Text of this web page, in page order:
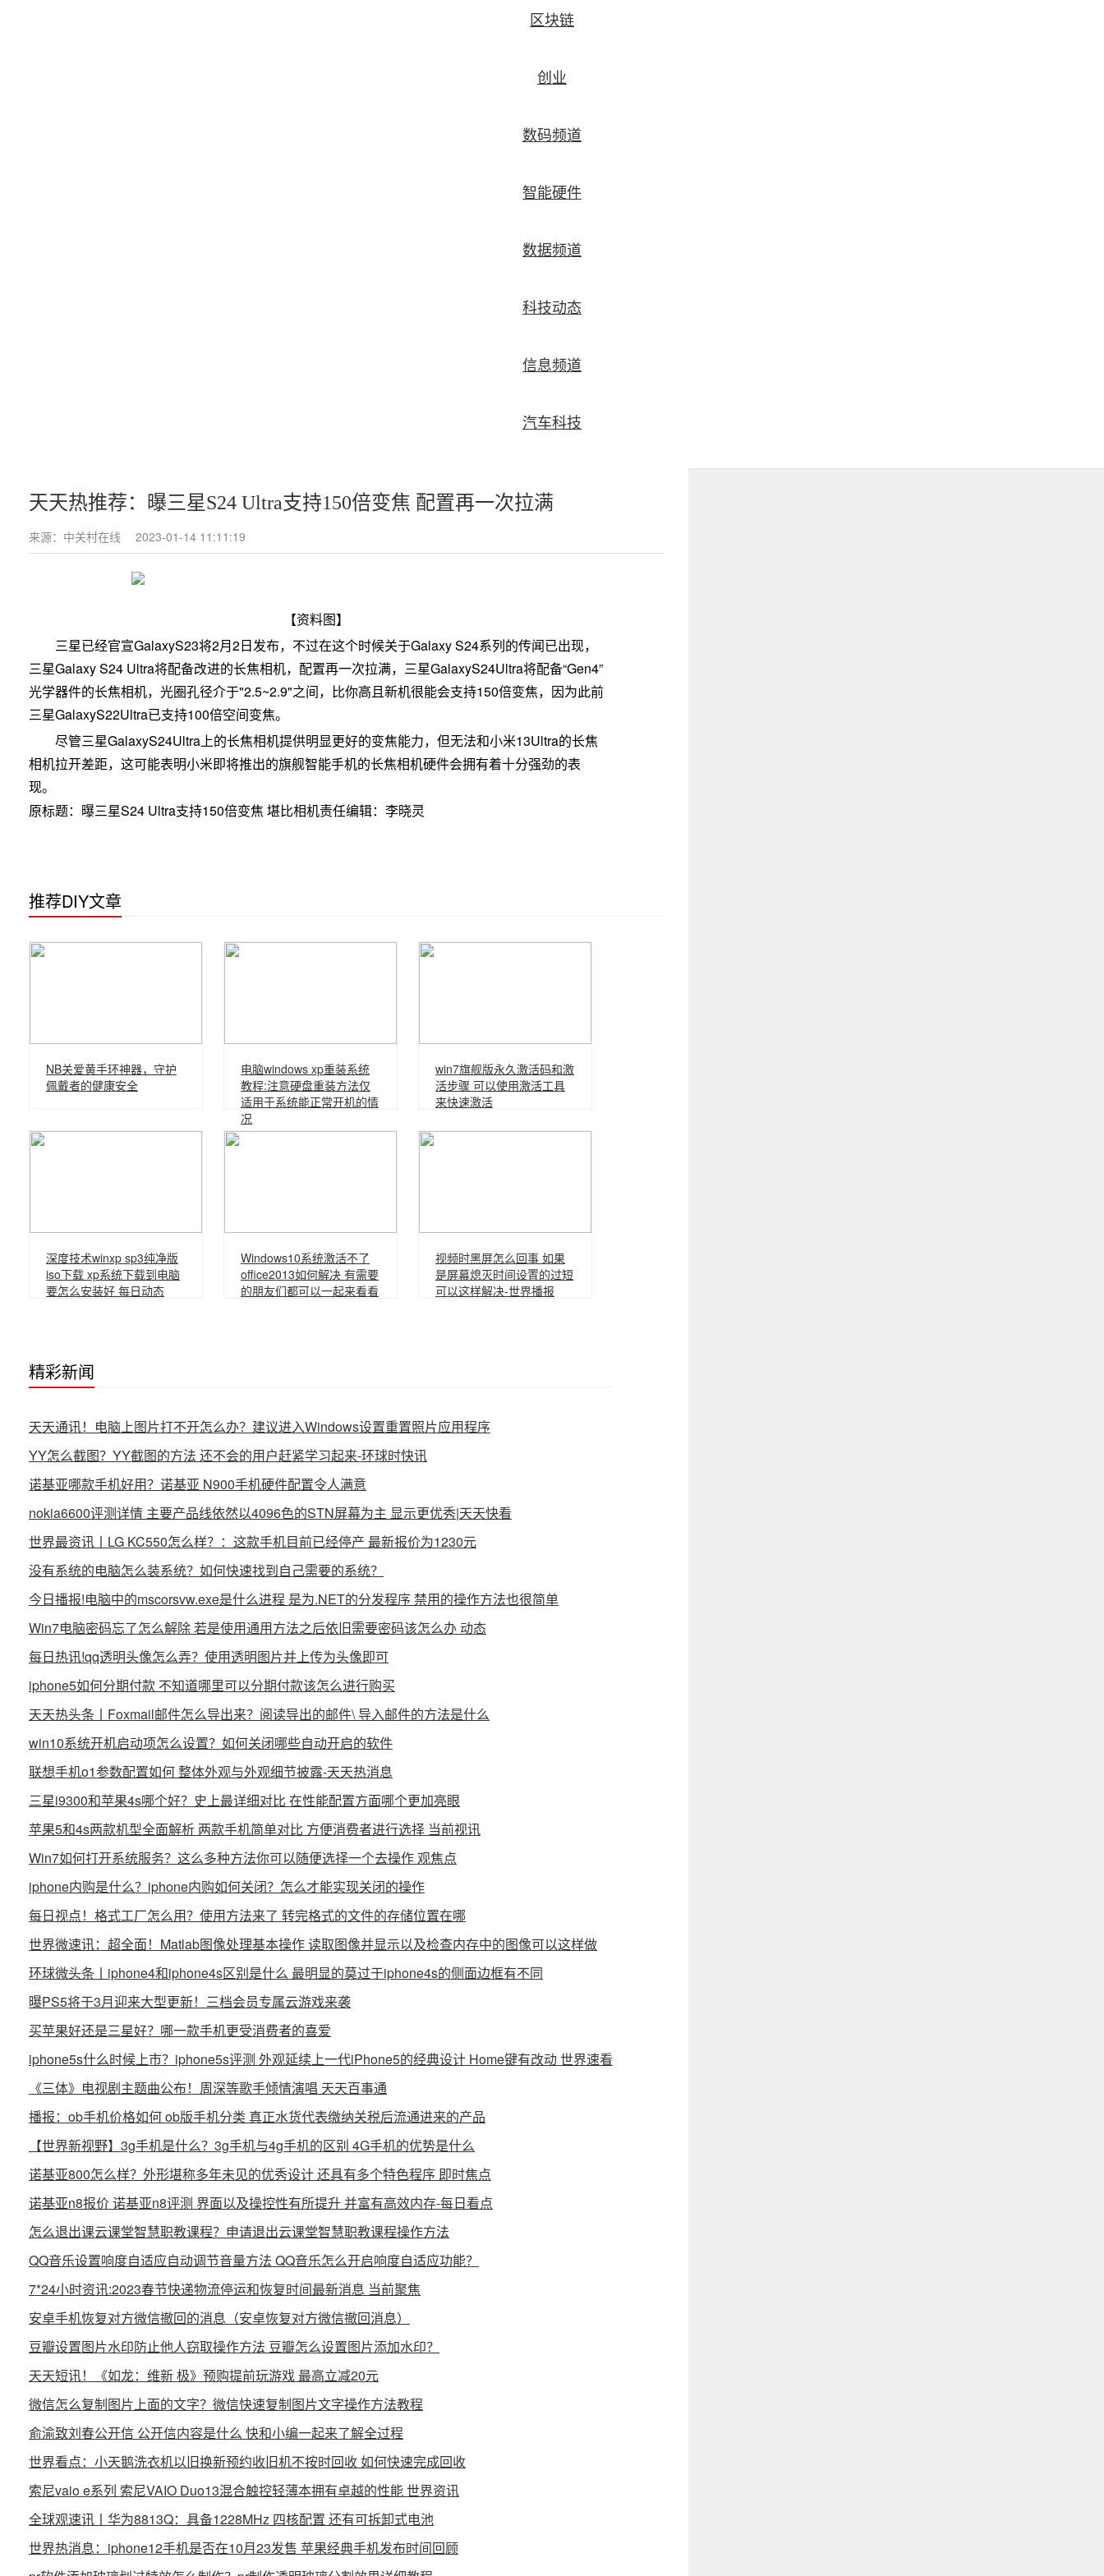
区块链
创业
数码频道
智能硬件
数据频道
科技动态
信息频道
汽车科技
天天热推荐：曝三星S24 Ultra支持150倍变焦 配置再一次拉满
来源：中关村在线 2023-01-14 11:11:19
【资料图】
三星已经官宣GalaxyS23将2月2日发布，不过在这个时候关于Galaxy S24系列的传闻已出现，
三星Galaxy S24 Ultra将配备改进的长焦相机，配置再一次拉满，三星GalaxyS24Ultra将配备“Gen4”
光学器件的长焦相机，光圈孔径介于"2.5~2.9"之间，比你高且新机很能会支持150倍变焦，因为此前
三星GalaxyS22Ultra已支持100倍空间变焦。
尽管三星GalaxyS24Ultra上的长焦相机提供明显更好的变焦能力，但无法和小米13Ultra的长焦
相机拉开差距，这可能表明小米即将推出的旗舰智能手机的长焦相机硬件会拥有着十分强劲的表
现。
原标题：曝三星S24 Ultra支持150倍变焦 堪比相机责任编辑：李晓灵
推荐DIY文章
NB关爱黄手环神器，守护
佩戴者的健康安全
电脑windows xp重装系统
教程:注意硬盘重装方法仅
适用于系统能正常开机的情
况
win7旗舰版永久激活码和激
活步骤 可以使用激活工具
来快速激活
深度技术winxp sp3纯净版
iso下载 xp系统下载到电脑
要怎么安装好 每日动态
Windows10系统激活不了
office2013如何解决 有需要
的朋友们都可以一起来看看
视频时黑屏怎么回事 如果
是屏幕熄灭时间设置的过短
可以这样解决-世界播报
精彩新闻
天天通讯！电脑上图片打不开怎么办？建议进入Windows设置重置照片应用程序
YY怎么截图？YY截图的方法 还不会的用户赶紧学习起来-环球时快讯
诺基亚哪款手机好用？诺基亚 N900手机硬件配置令人满意
nokia6600评测详情 主要产品线依然以4096色的STN屏幕为主 显示更优秀|天天快看
世界最资讯丨LG KC550怎么样？：这款手机目前已经停产 最新报价为1230元
没有系统的电脑怎么装系统？如何快速找到自己需要的系统？
今日播报!电脑中的mscorsvw.exe是什么进程 是为.NET的分发程序 禁用的操作方法也很简单
Win7电脑密码忘了怎么解除 若是使用通用方法之后依旧需要密码该怎么办 动态
每日热讯!qq透明头像怎么弄？使用透明图片并上传为头像即可
iphone5如何分期付款 不知道哪里可以分期付款该怎么进行购买
天天热头条丨Foxmail邮件怎么导出来？阅读导出的邮件\ 导入邮件的方法是什么
win10系统开机启动项怎么设置？如何关闭哪些自动开启的软件
联想手机o1参数配置如何 整体外观与外观细节披露-天天热消息
三星i9300和苹果4s哪个好？史上最详细对比 在性能配置方面哪个更加亮眼
苹果5和4s两款机型全面解析 两款手机简单对比 方便消费者进行选择 当前视讯
Win7如何打开系统服务？这么多种方法你可以随便选择一个去操作 观焦点
iphone内购是什么？iphone内购如何关闭？怎么才能实现关闭的操作
每日视点！格式工厂怎么用？使用方法来了 转完格式的文件的存储位置在哪
世界微速讯：超全面！Matlab图像处理基本操作 读取图像并显示以及检查内存中的图像可以这样做
环球微头条丨iphone4和iphone4s区别是什么 最明显的莫过于iphone4s的侧面边框有不同
曝PS5将于3月迎来大型更新！三档会员专属云游戏来袭
买苹果好还是三星好？哪一款手机更受消费者的喜爱
iphone5s什么时候上市？iphone5s评测 外观延续上一代iPhone5的经典设计 Home键有改动 世界速看
《三体》电视剧主题曲公布！周深等歌手倾情演唱 天天百事通
播报：ob手机价格如何 ob版手机分类 真正水货代表缴纳关税后流通进来的产品
【世界新视野】3g手机是什么？3g手机与4g手机的区别 4G手机的优势是什么
诺基亚800怎么样？外形堪称多年未见的优秀设计 还具有多个特色程序 即时焦点
诺基亚n8报价 诺基亚n8评测 界面以及操控性有所提升 并富有高效内存-每日看点
怎么退出课云课堂智慧职教课程？申请退出云课堂智慧职教课程操作方法
QQ音乐设置响度自适应自动调节音量方法 QQ音乐怎么开启响度自适应功能？
7*24小时资讯:2023春节快递物流停运和恢复时间最新消息 当前聚焦
安卓手机恢复对方微信撤回的消息（安卓恢复对方微信撤回消息）
豆瓣设置图片水印防止他人窃取操作方法 豆瓣怎么设置图片添加水印？
天天短讯！《如龙：维新 极》预购提前玩游戏 最高立减20元
微信怎么复制图片上面的文字？微信快速复制图片文字操作方法教程
俞渝致刘春公开信 公开信内容是什么 快和小编一起来了解全过程
世界看点：小天鹅洗衣机以旧换新预约收旧机不按时回收 如何快速完成回收
索尼vaio e系列 索尼VAIO Duo13混合触控轻薄本拥有卓越的性能 世界资讯
全球观速讯丨华为8813Q：具备1228MHz 四核配置 还有可拆卸式电池
世界热消息：iphone12手机是否在10月23发售 苹果经典手机发布时间回顾